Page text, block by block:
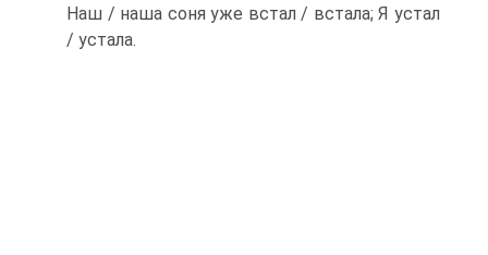
Наш / наша соня уже встал / встала; Я устал
/ устала.